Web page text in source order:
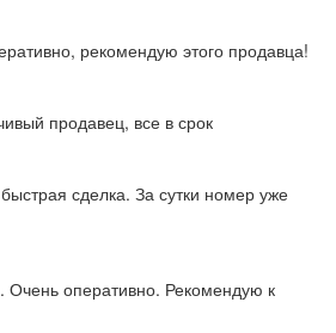
рекомендую этого продавца!
продавец, все в срок
сделка. За сутки номер уже
Очень оперативно. Рекомендую к